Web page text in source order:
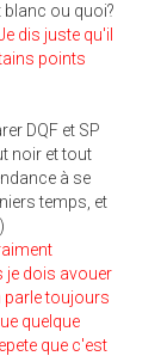
ou quoi?
dis juste qu'il
points
DQF et SP
noir et tout
à se
temps, et
je dois avouer
parle toujours
quelque
que c'est